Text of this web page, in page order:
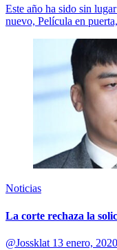
Este año ha sido sin
nuevo, Película en
Noticias
La corte rechaza la
@Jossklat 13 enero, 2020